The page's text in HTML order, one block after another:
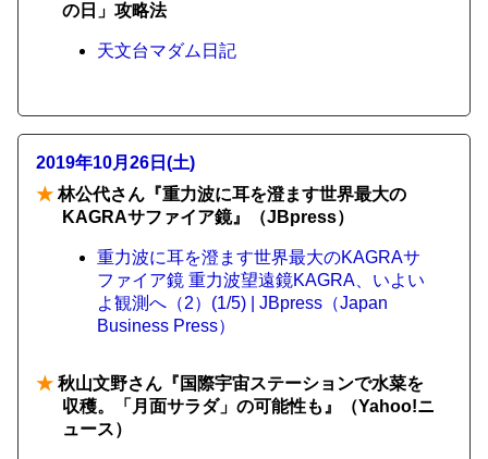
の日」攻略法
天文台マダム日記
2019年10月26日(土)
★林公代さん『重力波に耳を澄ます世界最大の
KAGRAサファイア鏡』（JBpress）
重力波に耳を澄ます世界最大のKAGRAサ
ファイア鏡 重力波望遠鏡KAGRA、いよい
よ観測へ（2）(1/5) | JBpress（Japan
Business Press）
★ 秋山文野さん『国際宇宙ステーションで水菜を
収穫。「月面サラダ」の可能性も』（Yahoo!ニ
ュース）